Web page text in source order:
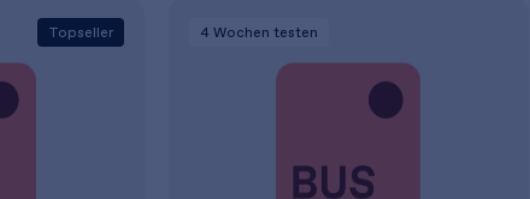
Topseller 4 Wochen testen